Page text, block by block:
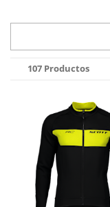
107 Productos